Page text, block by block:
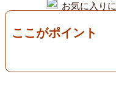
お気に入り
ここがポイント